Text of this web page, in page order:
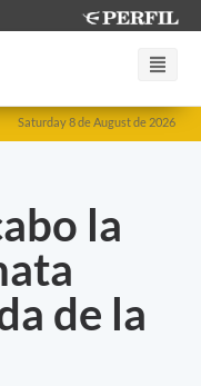
Saturday 8 de August de 2026
la
de la